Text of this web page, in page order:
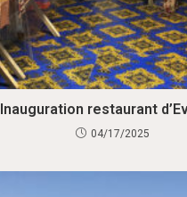
Inauguration restaurant
04/17/2025